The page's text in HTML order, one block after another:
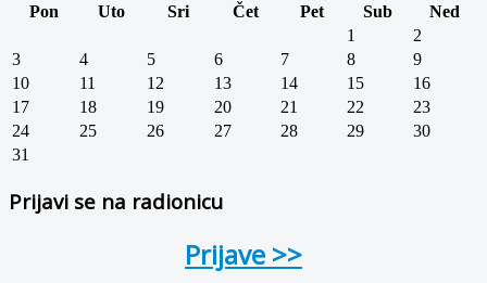
Pon
Uto Sri Čet Pet Sub
Ned
1
2
3
4 5 6 7 8
9
10
11 12 13 14 15
16
17
18 19 20 21 22
23
24
25 26 27 28 29
30
31
Prijavi se na radionicu
Prijave >>